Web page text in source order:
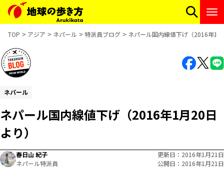
TOP アジア ネパール 特派員ブログ ネパール国内線値下げ（2016年1
ネパール
ネパール国内線値下げ（2016年1月20日
より）
春日山 紀子
ネパール特派員
更新日
2016年1月21日
公開日
2016年1月21日